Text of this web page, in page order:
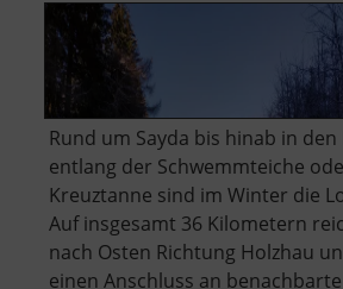
Rund um Sayda bis hinab in
entlang der Schwemmteiche
Kreuztanne sind im Winter die
Auf insgesamt 36 Kilometern
nach Osten Richtung Holzhau
einen Anschluss an